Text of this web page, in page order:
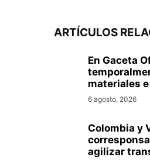
ARTÍCULOS
En Gaceta
materiales
6 agosto, 2026
Colombia y
agilizar